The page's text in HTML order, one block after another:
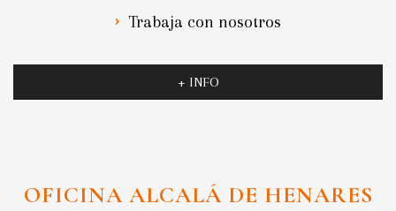
Trabaja con nosotros
+ INFO
OFICINA ALCALÁ DE HENARES